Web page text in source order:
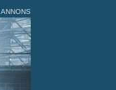
ANNONS